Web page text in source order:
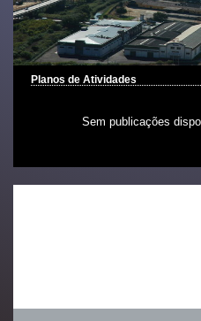
Planos de Atividades
Sem publicações